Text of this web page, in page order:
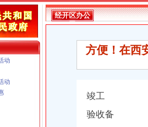
动
动
执照专让）
沙50万 （工商注册）
经开区办公
司
方便！在西
竣工
验收备